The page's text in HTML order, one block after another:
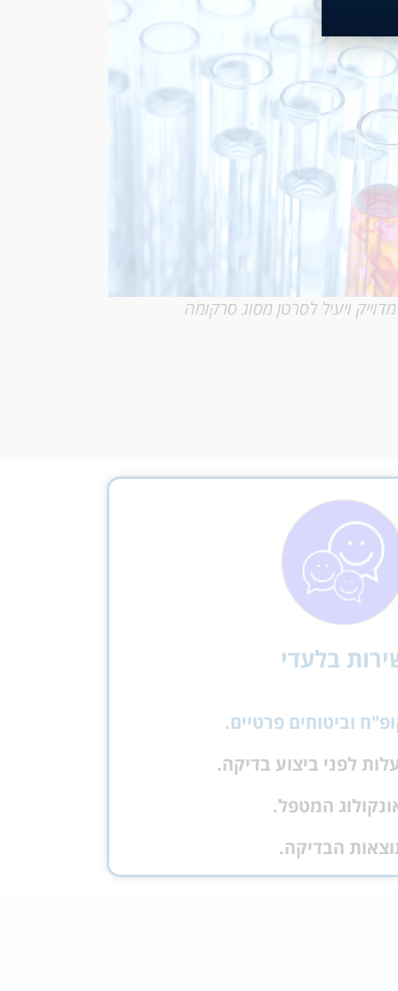
ויעיל לסרטן מסוג סרקומה
בלעדי
לפני ביצוע בדיקה.
המטפל.
הבדיקה.